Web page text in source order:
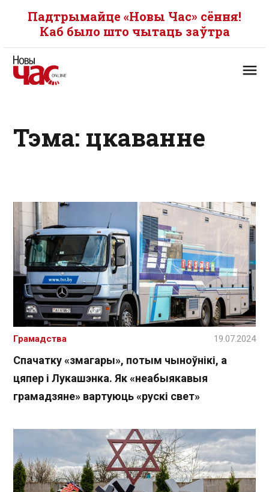
Падтрымайце «Новы Час» сёння!
Каб было што чытаць заўтра
Тэма: цкаванне
Спачатку «змагары», потым чыноўнікі, а
цяпер і Лукашэнка. Як «неабыякавыя
грамадзяне» вартуюць «рускі свет»
Грамадства 19.07.2024